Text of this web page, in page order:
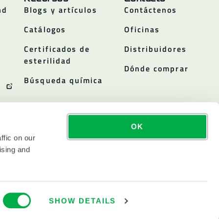
on our
and
SHOW DETAILS
OK
Blogs y artículos
Catálogos
Certificados de
esterilidad
Búsqueda química
Contáctenos
Oficinas
Distribuidores
Dónde comprar
INC. COTIZA EN NASDAQ COMO LAKE.